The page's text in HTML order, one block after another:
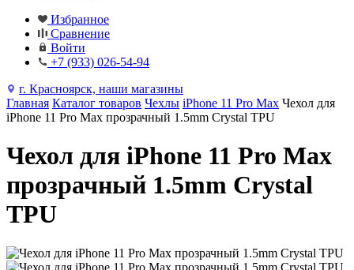
Избранное
Сравнение
Войти
+7 (933) 026-54-94
г. Красноярск, наши магазины
Главная Каталог товаров Чехлы iPhone 11 Pro Max Чехол для
iPhone 11 Pro Max прозрачный 1.5mm Crystal TPU
Чехол для iPhone 11 Pro Max
прозрачный 1.5mm Crystal
TPU